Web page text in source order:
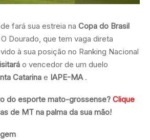
fará sua estreia na Copa do Brasil
Dourado, que tem vaga direta
à sua posição no Ranking Nacional
o vencedor de um duelo
Catarina e IAPE-MA.
do esporte mato-grossense? Clique
de MT na palma da sua mão!